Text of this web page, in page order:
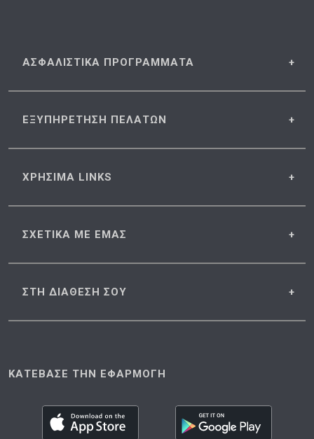
ΑΣΦΑΛΙΣΤΙΚΑ ΠΡΟΓΡΑΜΜΑΤΑ
ΕΞΥΠΗΡΕΤΗΣΗ ΠΕΛΑΤΩΝ
ΧΡΗΣΙΜΑ LINKS
ΣΧΕΤΙΚΑ ΜΕ ΕΜΑΣ
ΣΤΗ ΔΙΑΘΕΣΗ ΣΟΥ
ΚΑΤΕΒΑΣΕ ΤΗΝ ΕΦΑΡΜΟΓΗ